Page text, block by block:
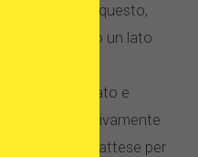
in vitro. Detto questo,
sono solo un lato
accidentato e
emotivamente
lunghe attese per